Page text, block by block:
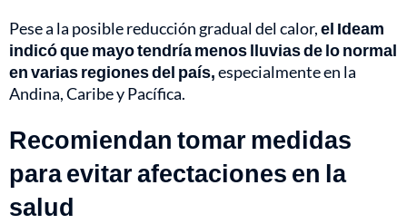
Pese a la posible reducción gradual del calor,el Ideam
indicó que mayo tendría menos lluvias de lo normal
en varias regiones del país,especialmente en la
Andina, Caribe y Pacífica.
Recomiendan tomar medidas
para evitar afectaciones en la
salud